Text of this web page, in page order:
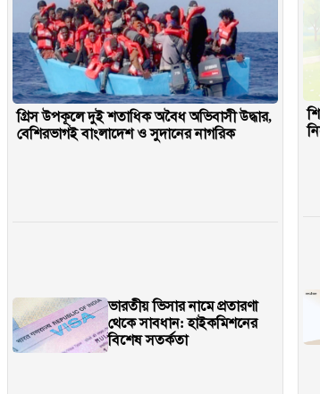
গ্রিস উপকূলে দুই শতাধিক অবৈধ অভিবাসী উদ্ধার,
বেশিরভাগই বাংলাদেশ ও সুদানের নাগরিক
ভারতীয় ভিসার নামে প্রতারণা
থেকে সাবধান: হাইকমিশনের
বিশেষ সতর্কতা